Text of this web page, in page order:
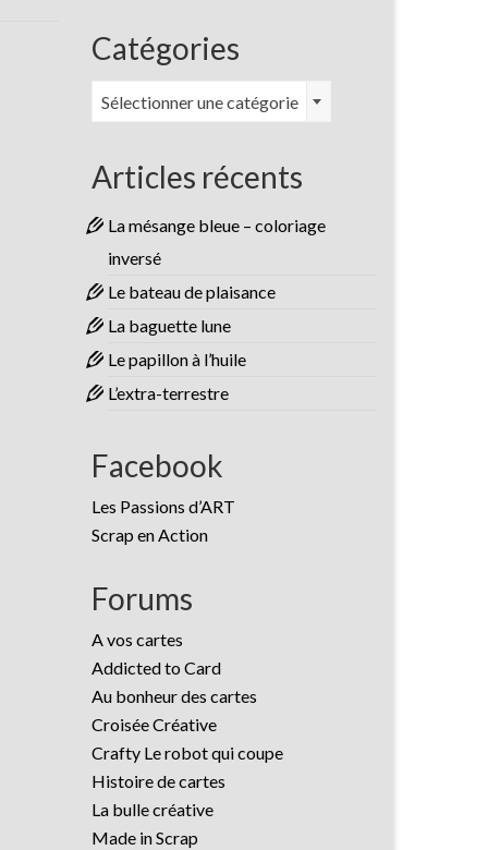
Catégories
Catégories
Sélectionner une catégorie
Articles récents
La mésange bleue – coloriage
inversé
Le bateau de plaisance
La baguette lune
Le papillon à l’huile
L’extra-terrestre
Facebook
Les Passions d’ART
Scrap en Action
Forums
A vos cartes
Addicted to Card
Au bonheur des cartes
Croisée Créative
Crafty Le robot qui coupe
Histoire de cartes
La bulle créative
Made in Scrap